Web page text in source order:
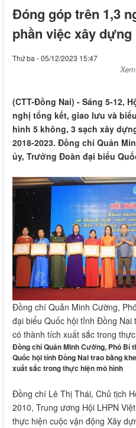
Đóng góp trên 1,3
phần việc xây
Thứ ba - 05/12/2023 15:47
(CTT-Đồng Nai) - Sáng 5-12,
nghị tổng kết, giao lưu và
hình 5 không, 3 sạch xây
2018-2023. Đồng chí Quản
ủy, Trưởng Đoàn đại biểu
Đồng chí Quản Minh Cường,
đại biểu Quốc hội tỉnh Đồng
có thành tích xuất sắc trong
Đồng chí Quản Minh Cường, Phó Bí
Quốc hội tỉnh Đồng Nai trao bằng
xuất sắc trong thực hiện mô hình
Đồng chí Lê Thị Thái, Chủ tịch
2010, Trung ương Hội LHPN
thực hiện cuộc vận động Xây